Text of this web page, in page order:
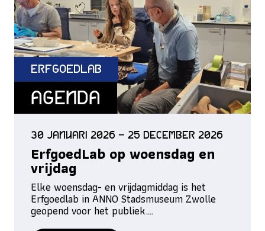
ErfgoedLab
Agenda
30 januari 2026 – 25 december 2026
ErfgoedLab op woensdag en
vrijdag
Elke woensdag- en vrijdagmiddag is het
Erfgoedlab in ANNO Stadsmuseum Zwolle
geopend voor het publiek.…